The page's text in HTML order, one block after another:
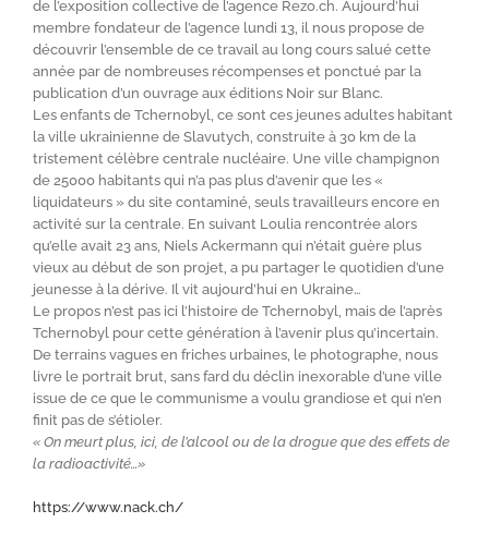
de l’exposition collective de l’agence Rezo.ch. Aujourd’hui
membre fondateur de l’agence lundi 13, il nous propose de
découvrir l’ensemble de ce travail au long cours salué cette
année par de nombreuses récompenses et ponctué par la
publication d’un ouvrage aux éditions Noir sur Blanc.
Les enfants de Tchernobyl, ce sont ces jeunes adultes habitant
la ville ukrainienne de Slavutych, construite à 30 km de la
tristement célèbre centrale nucléaire. Une ville champignon
de 25000 habitants qui n’a pas plus d’avenir que les «
liquidateurs » du site contaminé, seuls travailleurs encore en
activité sur la centrale. En suivant Loulia rencontrée alors
qu’elle avait 23 ans, Niels Ackermann qui n’était guère plus
vieux au début de son projet, a pu partager le quotidien d’une
jeunesse à la dérive. Il vit aujourd’hui en Ukraine…
Le propos n’est pas ici l’histoire de Tchernobyl, mais de l’après
Tchernobyl pour cette génération à l’avenir plus qu’incertain.
De terrains vagues en friches urbaines, le photographe, nous
livre le portrait brut, sans fard du déclin inexorable d’une ville
issue de ce que le communisme a voulu grandiose et qui n’en
finit pas de s’étioler.
« On meurt plus, ici, de l’alcool ou de la drogue que des effets de
la radioactivité…»
https://www.nack.ch/